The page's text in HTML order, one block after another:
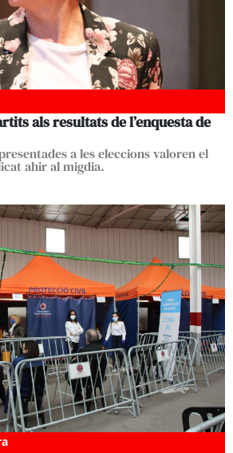
als resultats de l’enquesta de
a les eleccions valoren el
ahir al migdia.